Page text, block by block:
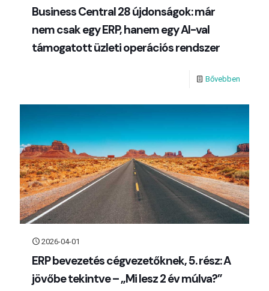
Business Central 28 újdonságok: már
nem csak egy ERP, hanem egy AI-val
támogatott üzleti operációs rendszer
Bővebben
2026-04-01
ERP bevezetés cégvezetőknek, 5. rész: A
jövőbe tekintve – „Mi lesz 2 év múlva?”